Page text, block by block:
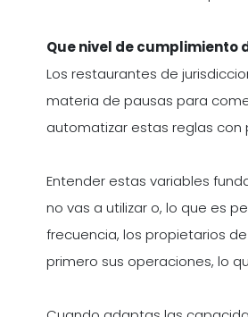
Que nivel de cumplimiento
Los restaurantes de
materia de pausas para
automatizar estas reglas con
Entender estas variables
no vas a utilizar o, lo que es
frecuencia, los propietarios
primero sus operaciones, lo